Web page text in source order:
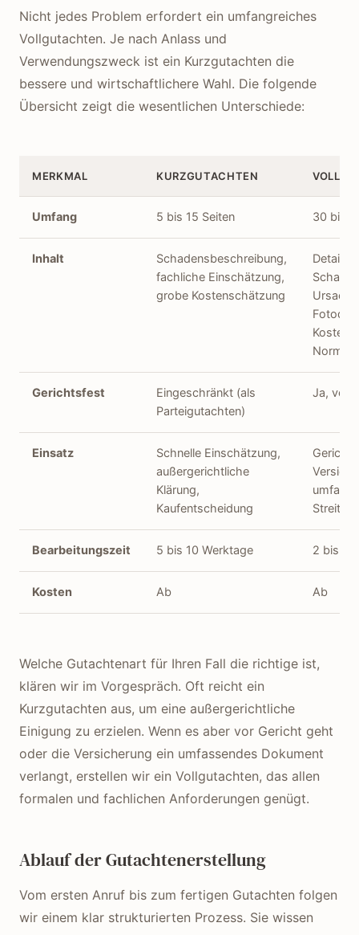
Nicht jedes Problem erfordert ein umfangreiches
Vollgutachten. Je nach Anlass und
Verwendungszweck ist ein Kurzgutachten die
bessere und wirtschaftlichere Wahl. Die folgende
Übersicht zeigt die wesentlichen Unterschiede:
MERKMAL KURZGUTACHTEN
Umfang 5 bis 15 Seiten 30 bis
Inhalt
Schadensbeschreibung,
fachliche Einschätzung,
grobe Kostenschätzung
Gerichtsfest
Eingeschränkt (als
Parteigutachten)
Ja, voll
Einsatz
Schnelle Einschätzung,
außergerichtliche
Klärung,
Kaufentscheidung
Bearbeitungszeit 5 bis 10 Werktage 2 bis 4
Kosten Ab Ab
Welche Gutachtenart für Ihren Fall die richtige ist,
klären wir im Vorgespräch. Oft reicht ein
Kurzgutachten aus, um eine außergerichtliche
Einigung zu erzielen. Wenn es aber vor Gericht geht
oder die Versicherung ein umfassendes Dokument
verlangt, erstellen wir ein Vollgutachten, das allen
formalen und fachlichen Anforderungen genügt.
Ablauf der Gutachtenerstellung
Vom ersten Anruf bis zum fertigen Gutachten folgen
wir einem klar strukturierten Prozess. Sie wissen